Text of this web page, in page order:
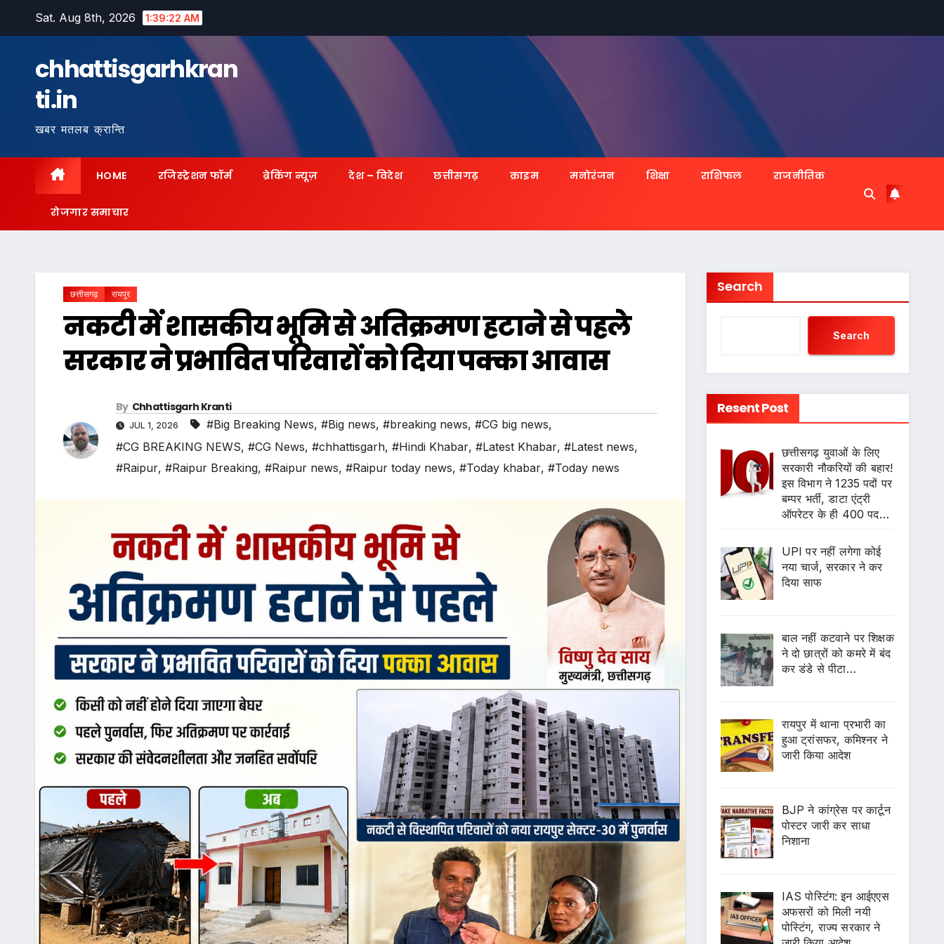
Sat. Aug 8th, 2026 1:39:23 AM
chhattisgarhkran
ti.in
खबर मतलब क्रान्ति
HOME रजिस्ट्रेशन फॉर्म ब्रेकिंग न्यूज़ देश – विदेश छत्तीसगढ़ क्राइम मनोरंजन शिक्षा राशिफल राजनीतिक
रोजगार समाचार
छत्तीसगढ़ रायपुर
नकटी में शासकीय भूमि से अतिक्रमण हटाने से पहले
सरकार ने प्रभावित परिवारों को दिया पक्का आवास
By Chhattisgarh Kranti
JUL 1, 2026 #Big Breaking News, #Big news, #breaking news, #CG big news,
#CG BREAKING NEWS, #CG News, #chhattisgarh, #Hindi Khabar, #Latest Khabar, #Latest news,
#Raipur, #Raipur Breaking, #Raipur news, #Raipur today news, #Today khabar, #Today news
Search
Search
Resent Post
छत्तीसगढ़ युवाओं के लिए
सरकारी नौकरियों की बहार!
इस विभाग ने 1235 पदों पर
बम्पर भर्ती, डाटा एंट्री
ऑपरेटर के ही 400 पद…
UPI पर नहीं लगेगा कोई
नया चार्ज, सरकार ने कर
दिया साफ
बाल नहीं कटवाने पर शिक्षक
ने दो छात्रों को कमरे में बंद
कर डंडे से पीटा…
रायपुर में थाना प्रभारी का
हुआ ट्रांसफर, कमिश्नर ने
जारी किया आदेश
BJP ने कांग्रेस पर कार्टून
पोस्टर जारी कर साधा
निशाना
IAS पोस्टिंग: इन आईएएस
अफसरों को मिली नयी
पोस्टिंग, राज्य सरकार ने